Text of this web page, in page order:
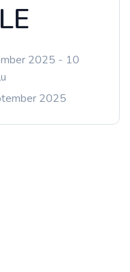
2025 - 10
2025